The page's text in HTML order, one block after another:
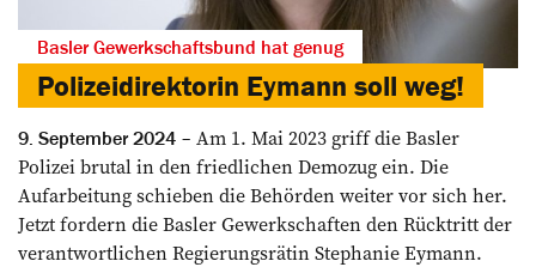
Basler Gewerkschaftsbund hat genug
Polizeidirektorin Eymann soll weg!
9. September 2024
Am 1. Mai 2023 griff die Basler
Polizei brutal in den friedlichen Demozug ein. Die
Aufarbeitung schieben die Behörden weiter vor sich her.
Jetzt fordern die Basler Gewerkschaften den Rücktritt der
verantwortlichen Regierungsrätin Stephanie Eymann.